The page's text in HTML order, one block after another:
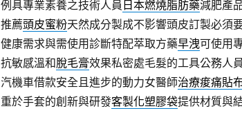
例具專業素養之技術人員 日本燃燒脂肪藥減肥產
推薦頭皮蜜粉天然成分製成不影響頭皮訂製必須
健康需求與需使用診斷特配萃取方藥早洩可使用
抗敏感溫和脫毛膏效果私密處毛髮的工具公務人
汽機車借款安全且進步的動力女醫師治療痠痛貼
重於手套的創新與研發客製化塑膠袋提供材質與